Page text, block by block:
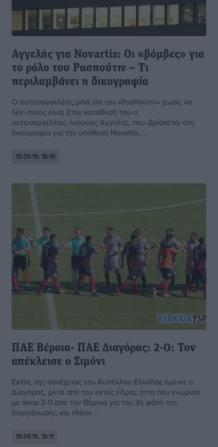
Αγγελής για Novartis: Οι «βόμβες» για
το ρόλο του Ρασπούτιν – Τι
περιλαμβάνει η δικογραφία
Ο αντεισαγγελέας μιλά για τον «Ρασπούτιν» χωρίς να
λέει ποιος είναι Στην κατάθεσή του ο
αντεισαγγελέας, Ιωάννης Αγγελής, που βρίσκεται στη
δικογραφία για την υπόθεση Novartis, ...
18.09.19, 18:19
ΠΑΕ Βέροια- ΠΑΕ Διαγόρας: 2-0: Τον
απέκλεισε ο Σιμόνι
Εκτός της συνέχειας του Κυπέλλου Ελλάδας έμεινε ο
Διαγόρας, μετά από την εκτός έδρας ήττα που γνώρισε
με σκορ 2-0 από την Βέροια για την 3η φάση της
διοργάνωσης και πλέον ...
18.09.19, 18:11